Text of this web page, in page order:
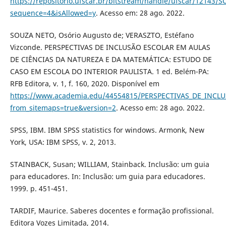
sequence=4&isAllowed=y. Acesso em: 28 ago. 2022.
SOUZA NETO, Osório Augusto de; VERASZTO, Estéfano
Vizconde. PERSPECTIVAS DE INCLUSÃO ESCOLAR EM AULAS
DE CIÊNCIAS DA NATUREZA E DA MATEMÁTICA: ESTUDO DE
CASO EM ESCOLA DO INTERIOR PAULISTA. 1 ed. Belém-PA:
RFB Editora, v. 1, f. 160, 2020. Disponível em
https://www.academia.edu/44554815/
from_sitemaps=true&version=2. Acesso em: 28 ago. 2022.
SPSS, IBM. IBM SPSS statistics for windows. Armonk, New
York, USA: IBM SPSS, v. 2, 2013.
STAINBACK, Susan; WILLIAM, Stainback. Inclusão: um guia
para educadores. In: Inclusão: um guia para educadores.
1999. p. 451-451.
TARDIF, Maurice. Saberes docentes e formação profissional.
Editora Vozes Limitada, 2014.